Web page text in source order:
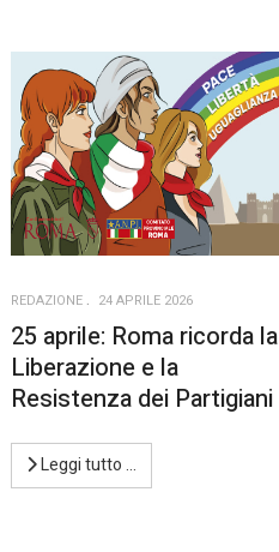
REDAZIONE 24 APRILE 2026
25 aprile: Roma ricorda la
Liberazione e la
Resistenza dei Partigiani
Leggi tutto …